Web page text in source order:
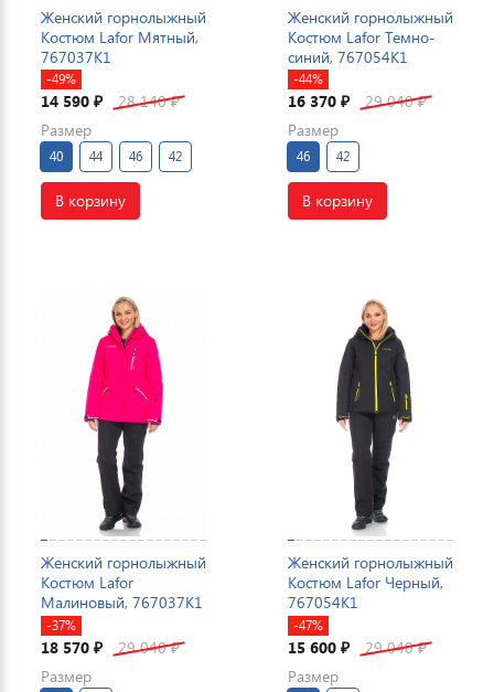
Женский горнолыжный
Костюм Lafor Мятный,
767037K1
-49%
14 590 ₽ 28 140₽
Размер
40 44 46 42
В корзину
Женский горнолыжный
Костюм Lafor Темно-
синий, 767054K1
-44%
16 370 ₽ 29 040₽
Размер
46 42
В корзину
Женский горнолыжный
Костюм Lafor
Малиновый, 767037K1
-37%
18 570 ₽ 29 040₽
Размер
Женский горнолыжный
Костюм Lafor Черный,
767054K1
-47%
15 600 ₽ 29 040₽
Размер